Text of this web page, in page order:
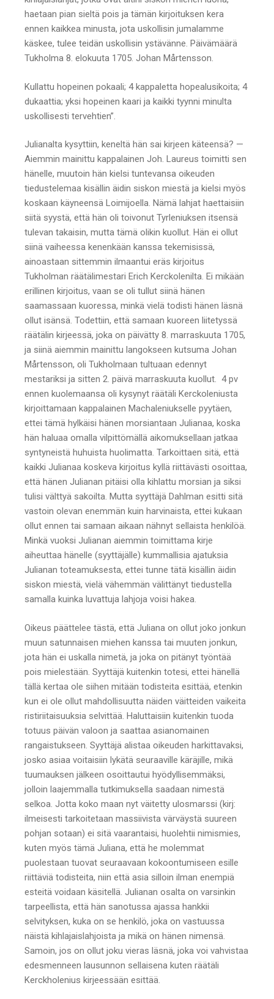
haetaan pian sieltä pois ja tämän kirjoituksen kera
ennen kaikkea minusta, jota uskollisin jumalamme
käskee, tulee teidän uskollisin ystävänne. Päivämäärä
Tukholma 8. elokuuta 1705. Johan Mårtensson.
Kullattu hopeinen pokaali; 4 kappaletta hopealusikoita; 4
dukaattia; yksi hopeinen kaari ja kaikki tyynni minulta
uskollisesti tervehtien”.
Julianalta kysyttiin, keneltä hän sai kirjeen käteensä? —
Aiemmin mainittu kappalainen Joh. Laureus toimitti sen
hänelle, muutoin hän kielsi tuntevansa oikeuden
tiedustelemaa kisällin äidin siskon miestä ja kielsi myös
koskaan käyneensä Loimijoella. Nämä lahjat haettaisiin
siitä syystä, että hän oli toivonut Tyrleniuksen itsensä
tulevan takaisin, mutta tämä olikin kuollut. Hän ei ollut
siinä vaiheessa kenenkään kanssa tekemisissä,
ainoastaan sittemmin ilmaantui eräs kirjoitus
Tukholman räätälimestari Erich Kerckolenilta. Ei mikään
erillinen kirjoitus, vaan se oli tullut siinä hänen
saamassaan kuoressa, minkä vielä todisti hänen läsnä
ollut isänsä. Todettiin, että samaan kuoreen liitetyssä
räätälin kirjeessä, joka on päivätty 8. marraskuuta 1705,
ja siinä aiemmin mainittu langokseen kutsuma Johan
Mårtensson, oli Tukholmaan tultuaan edennyt
mestariksi ja sitten 2. päivä marraskuuta kuollut. 4 pv
ennen kuolemaansa oli kysynyt räätäli Kerckoleniusta
kirjoittamaan kappalainen Machaleniukselle pyytäen,
ettei tämä hylkäisi hänen morsiantaan Julianaa, koska
hän haluaa omalla vilpittömällä aikomuksellaan jatkaa
syntyneistä huhuista huolimatta. Tarkoittaen sitä, että
kaikki Julianaa koskeva kirjoitus kyllä riittävästi osoittaa,
että hänen Julianan pitäisi olla kihlattu morsian ja siksi
tulisi välttyä sakoilta. Mutta syyttäjä Dahlman esitti sitä
vastoin olevan enemmän kuin harvinaista, ettei kukaan
ollut ennen tai samaan aikaan nähnyt sellaista henkilöä.
Minkä vuoksi Julianan aiemmin toimittama kirje
aiheuttaa hänelle (syyttäjälle) kummallisia ajatuksia
Julianan toteamuksesta, ettei tunne tätä kisällin äidin
siskon miestä, vielä vähemmän välittänyt tiedustella
samalla kuinka luvattuja lahjoja voisi hakea.
Oikeus päättelee tästä, että Juliana on ollut joko jonkun
muun satunnaisen miehen kanssa tai muuten jonkun,
jota hän ei uskalla nimetä, ja joka on pitänyt työntää
pois mielestään. Syyttäjä kuitenkin totesi, ettei hänellä
tällä kertaa ole siihen mitään todisteita esittää, etenkin
kun ei ole ollut mahdollisuutta näiden väitteiden vaikeita
ristiriitaisuuksia selvittää. Haluttaisiin kuitenkin tuoda
totuus päivän valoon ja saattaa asianomainen
rangaistukseen. Syyttäjä alistaa oikeuden harkittavaksi,
josko asiaa voitaisiin lykätä seuraaville käräjille, mikä
tuumauksen jälkeen osoittautui hyödyllisemmäksi,
jolloin laajemmalla tutkimuksella saadaan nimestä
selkoa. Jotta koko maan nyt väitetty ulosmarssi (kirj:
ilmeisesti tarkoitetaan massiivista värväystä suureen
pohjan sotaan) ei sitä vaarantaisi, huolehtii nimismies,
kuten myös tämä Juliana, että he molemmat
puolestaan tuovat seuraavaan kokoontumiseen esille
riittäviä todisteita, niin että asia silloin ilman enempiä
esteitä voidaan käsitellä. Julianan osalta on varsinkin
tarpeellista, että hän sanotussa ajassa hankkii
selvityksen, kuka on se henkilö, joka on vastuussa
näistä kihlajaislahjoista ja mikä on hänen nimensä.
Samoin, jos on ollut joku vieras läsnä, joka voi vahvistaa
edesmenneen lausunnon sellaisena kuten räätäli
Kerckholenius kirjeessään esittää.